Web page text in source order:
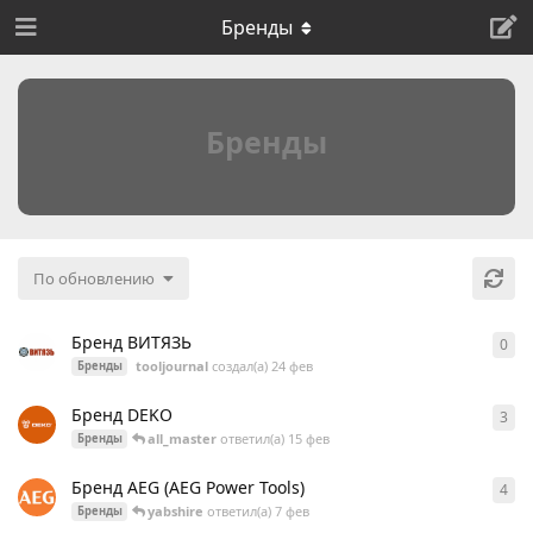
Бренды
Бренды
По обновлению
Бренд ВИТЯЗЬ
Бренды tooljournal создал(а)24 фев
0
Бренд DEKO
Бренды all_master ответил(а) 15 фев
3
Бренд AEG (AEG Power Tools)
Бренды yabshire ответил(а)7 фев
4